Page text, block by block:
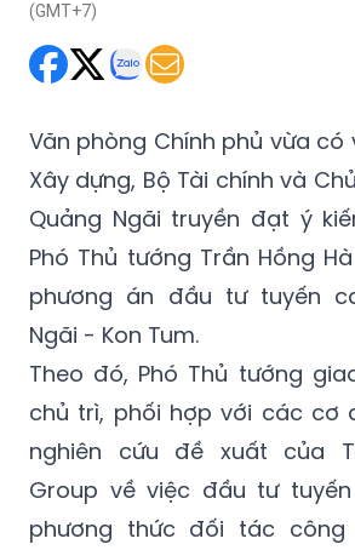
(GMT+7)
Văn phòng Chính phủ vừa có
Xây dựng, Bộ Tài chính và
Quảng Ngãi truyền đạt ý
Phó Thủ tướng Trần Hồng
phương án đầu tư tuyến
Ngãi - Kon Tum.
Theo đó, Phó Thủ tướng
chủ trì, phối hợp với các cơ
nghiên cứu đề xuất của
Group về việc đầu tư
phương thức đối tác công